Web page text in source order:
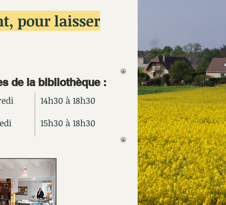
pour laisser
de la bibliothèque :
14h30 à 18h30
15h30 à 18h30